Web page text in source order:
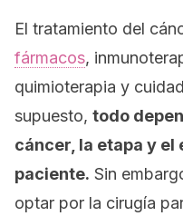
El tratamiento del
fármacos,
quimioterapia y
supuesto, todo
cáncer, la etapa y el
paciente. Sin
optar por la cirugía